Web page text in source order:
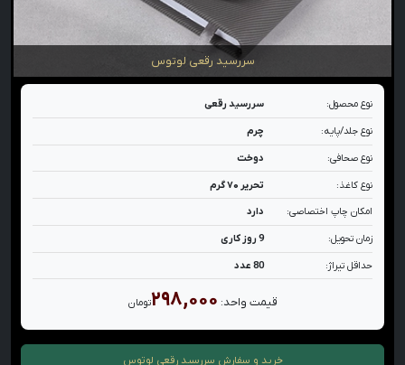
سررسید رقعی لوتوس
نوع محصول: سررسید رقعی
نوع جلد/پایه: چرم
نوع صحافی: دوخت
نوع کاغذ: تحریر ۷۰ گرم
امکان چاپ اختصاصی: دارد
زمان تحویل: 9 روز کاری
حداقل تیراژ: 80 عدد
قیمت واحد: ۲۹۸,۰۰۰تومان
خرید و سفارش سررسید رقعی لوتوس